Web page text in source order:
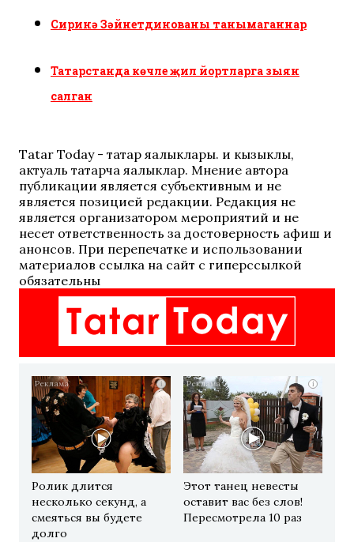
Сиринә Зәйнетдинованы танымаганнар
Татарстанда көчле җил йортларга зыян
салган
Tatar Today - татар яңалыклары. иң кызыклы,
актуаль татарча яңалыклар. Мнение автора
публикации является субъективным и не
является позицией редакции. Редакция не
является организатором мероприятий и не
несет ответственность за достоверность афиш и
анонсов. При перепечатке и использовании
материалов ссылка на сайт с гиперссылкой
обязательны
i
Ролик длится
несколько секунд, а
смеяться вы будете
долго
i
Этот танец невесты
оставит вас без слов!
Пересмотрела 10 раз